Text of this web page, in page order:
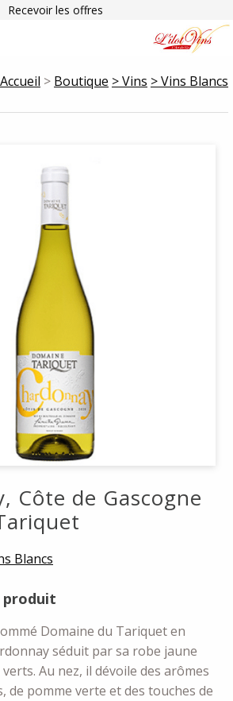
Recevoir les offres
Accueil > Boutique > Vins > Vins Blancs
Côte de Gascogne
Blancs
produit
Domaine du Tariquet en
séduit par sa robe jaune
Au nez, il dévoile des arômes
de pomme verte et des touches de